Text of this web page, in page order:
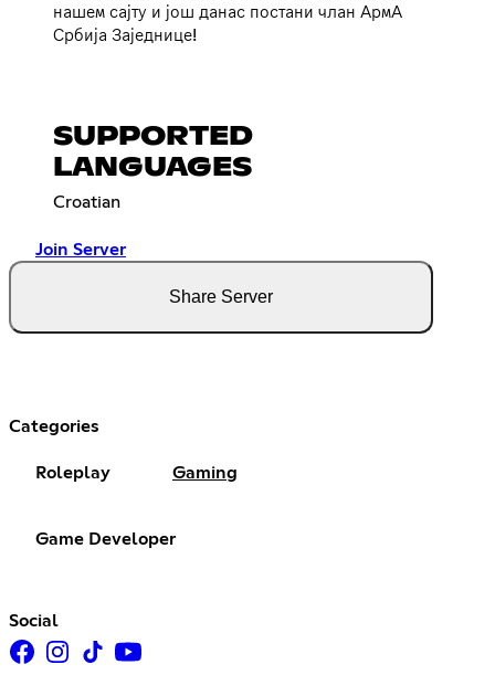
нашем сајту и још данас постани члан АрмА
Србија Заједнице!
SUPPORTED
LANGUAGES
Croatian
Join Server
Share Server
Categories
Roleplay Gaming
Game Developer
Social